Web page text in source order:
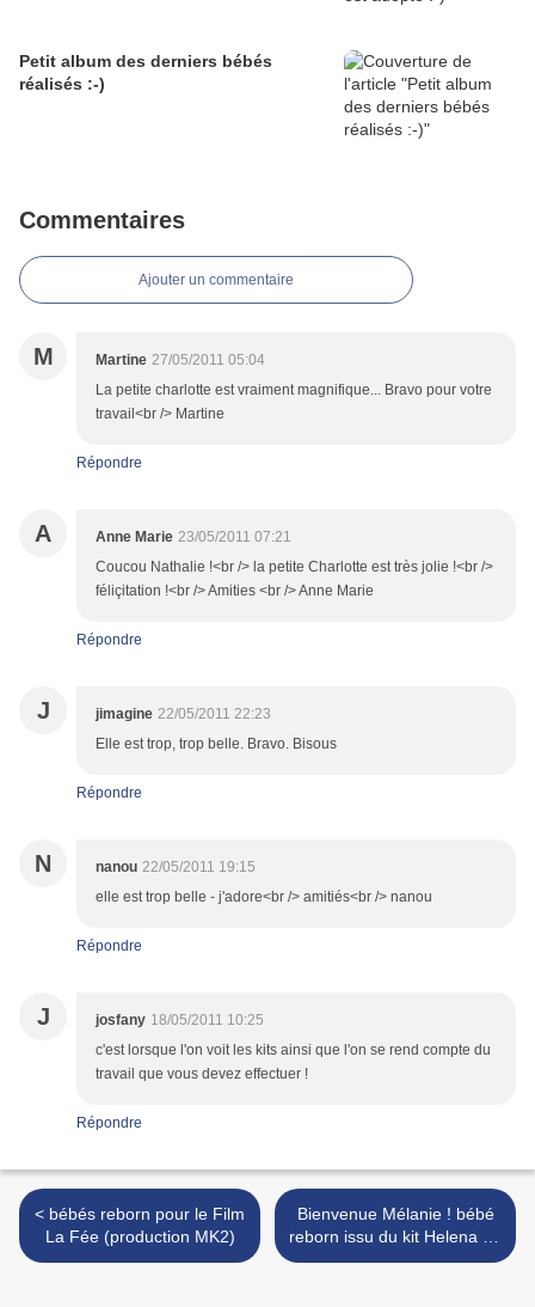
Petit album des derniers bébés
réalisés :-)
Commentaires
Ajouter un commentaire
M Martine 27/05/2011 05:04
La petite charlotte est vraiment magnifique... Bravo pour votre
travail<br /> Martine
Répondre
A Anne Marie 23/05/2011 07:21
Coucou Nathalie !<br /> la petite Charlotte est très jolie !<br />
féliçitation !<br /> Amities <br /> Anne Marie
Répondre
J jimagine 22/05/2011 22:23
Elle est trop, trop belle. Bravo. Bisous
Répondre
N nanou 22/05/2011 19:15
elle est trop belle - j'adore<br /> amitiés<br /> nanou
Répondre
J josfany 18/05/2011 10:25
c'est lorsque l'on voit les kits ainsi que l'on se rend compte du
travail que vous devez effectuer !
Répondre
< bébés reborn pour le Film
La Fée (production MK2)
Bienvenue Mélanie ! bébé
reborn issu du kit Helena de
Linda Murray >